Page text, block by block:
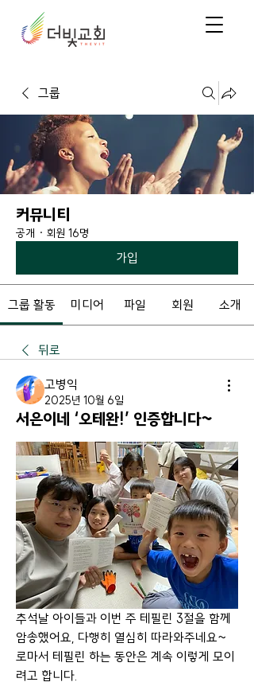
그룹
커뮤니티
공개 · 회원 16명
가입
그룹 활동 미디어 파일 회원 소개
뒤로
고병익
2025년 10월 6일
서은이네 ‘오테완!’ 인증합니다~
추석날 아이들과 이번 주 테필린 3절을 함께
암송했어요, 다행히 열심히 따라와주네요~
로마서 테필린 하는 동안은 계속 이렇게 모이
려고 합니다.